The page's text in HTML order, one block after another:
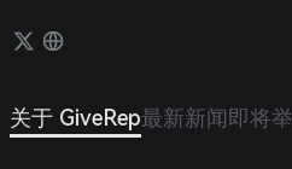
关于 GiveRep最新新闻即将